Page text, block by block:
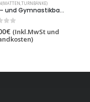
Turn – und Gymnastikbank 2 m, Artikelnummer 202
5
€ (Inkl.MwSt und